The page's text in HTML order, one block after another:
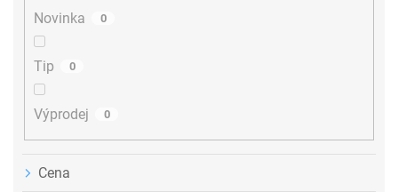
Novinka 0
Tip 0
Výprodej 0
Cena